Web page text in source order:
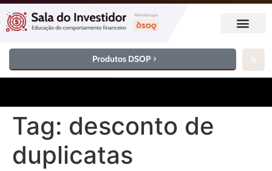
Produtos DSOP
Tag: desconto de
duplicatas